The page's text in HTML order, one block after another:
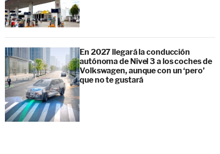
En 2027 llegará la conducción
autónoma de Nivel 3 a los coches de
Volkswagen, aunque con un ‘pero’
que no te gustará